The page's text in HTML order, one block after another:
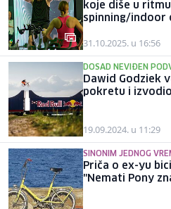
koje diše u
spinning/indoor
31.10.2025. u 16:56
DOSAD NEVIĐEN
Dawid Godziek
pokretu i
19.09.2024. u 11:29
SINONIM JEDNOG
Priča o ex-yu
"Nemati Pony